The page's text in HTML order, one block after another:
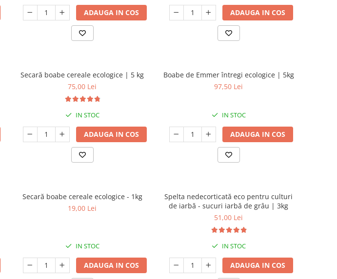
ADAUGA IN COS ADAUGA IN COS
Secară boabe cereale ecologice | 5 kg
75,00 Lei
IN STOC
ADAUGA IN COS
Boabe de Emmer întregi ecologice | 5kg
97,50 Lei
IN STOC
ADAUGA IN COS
Secară boabe cereale ecologice - 1kg
19,00 Lei
IN STOC
ADAUGA IN COS
Spelta nedecorticată eco pentru culturi
de iarbă - sucuri iarbă de grâu | 3kg
51,00 Lei
IN STOC
ADAUGA IN COS